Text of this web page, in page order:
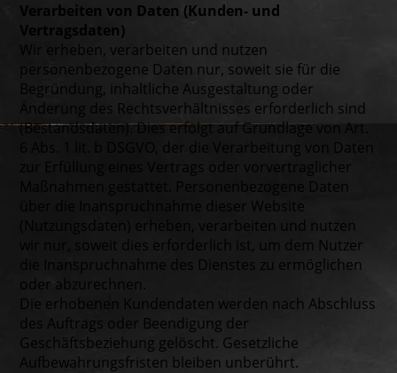
Verarbeiten von Daten (Kunden- und
Vertragsdaten)
Wir erheben, verarbeiten und nutzen
personenbezogene Daten nur, soweit sie für die
Begründung, inhaltliche Ausgestaltung oder
Änderung des Rechtsverhältnisses erforderlich sind
(Bestandsdaten). Dies erfolgt auf Grundlage von Art.
6 Abs. 1 lit. b DSGVO, der die Verarbeitung von Daten
zur Erfüllung eines Vertrags oder vorvertraglicher
Maßnahmen gestattet. Personenbezogene Daten
über die Inanspruchnahme dieser Website
(Nutzungsdaten) erheben, verarbeiten und nutzen
wir nur, soweit dies erforderlich ist, um dem Nutzer
die Inanspruchnahme des Dienstes zu ermöglichen
oder abzurechnen.
Die erhobenen Kundendaten werden nach Abschluss
des Auftrags oder Beendigung der
Geschäftsbeziehung gelöscht. Gesetzliche
Aufbewahrungsfristen bleiben unberührt.